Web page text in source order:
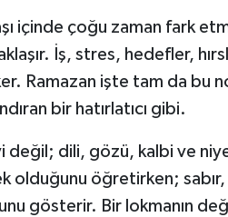
içinde çoğu zaman fark
İş, stres, hedefler,
Ramazan işte tam da bu
bir hatırlatıcı gibi.
değil; dili, gözü, kalbi ve
olduğunu öğretirken; sabır,
gösterir. Bir lokmanın